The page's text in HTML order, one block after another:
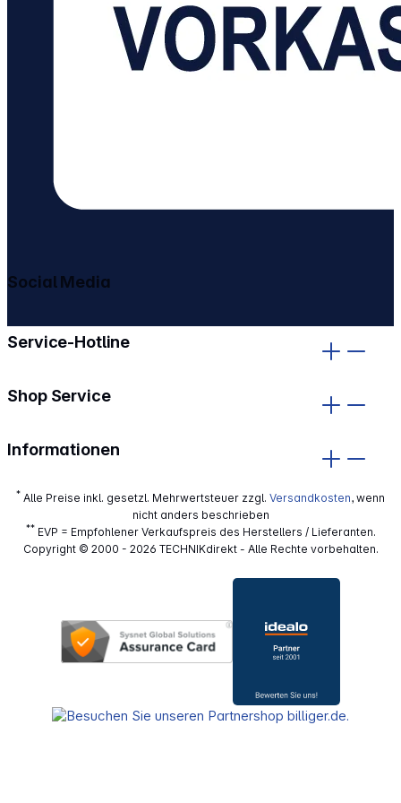
Service-Hotline
Shop Service
Informationen
Social Media
* Alle Preise inkl. gesetzl. Mehrwertsteuer zzgl. Versandkosten, wenn
nicht anders beschrieben
**EVP = Empfohlener Verkaufspreis des Herstellers / Lieferanten.
Copyright © 2000 - 2026 TECHNIKdirekt - Alle Rechte vorbehalten.